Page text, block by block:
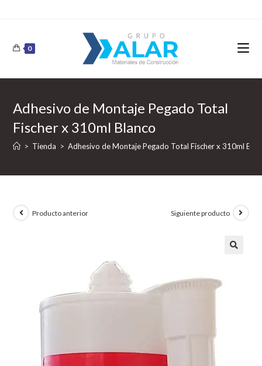
0
Adhesivo de Montaje Pegado Total
Fischer x 310ml Blanco
> Tienda > Adhesivo de Montaje Pegado Total Fischer x 310ml
Producto anterior Siguiente producto